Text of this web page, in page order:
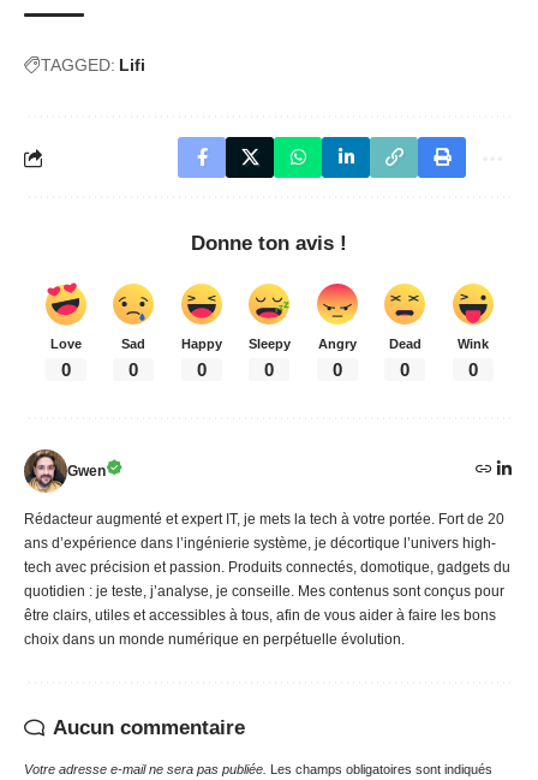
TAGGED: Lifi
Donne ton avis !
Love
0
Sad
0
Happy
0
Sleepy
0
Angry
0
Dead
0
Wink
0
Gwen
Rédacteur augmenté et expert IT, je mets la tech à votre portée. Fort de 20
ans d’expérience dans l’ingénierie système, je décortique l’univers high-
tech avec précision et passion. Produits connectés, domotique, gadgets du
quotidien : je teste, j’analyse, je conseille. Mes contenus sont conçus pour
être clairs, utiles et accessibles à tous, afin de vous aider à faire les bons
choix dans un monde numérique en perpétuelle évolution.
Aucun commentaire
Votre adresse e-mail ne sera pas publiée. Les champs obligatoires sont indiqués